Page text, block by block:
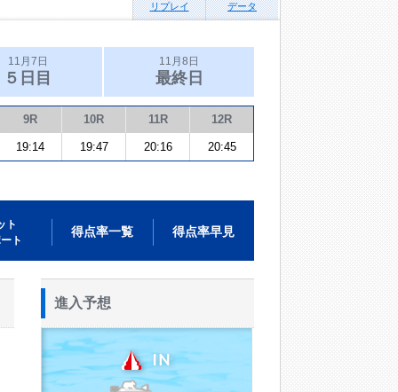
リプレイ
データ
11月7日
５日目
11月8日
最終日
9R 10R 11R 12R
19:14 19:47 20:16 20:45
ト
ト
得点率一覧 得点率早見
進入予想